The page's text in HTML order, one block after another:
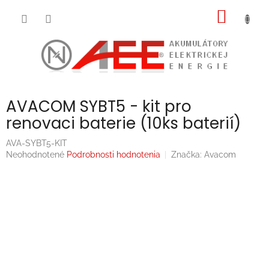
AVACOM SYBT5 - kit pro
renovaci baterie (10ks baterií)
AVA-SYBT5-KIT
Priemerné
Neohodnotené Podrobnosti hodnotenia Značka: Avacom